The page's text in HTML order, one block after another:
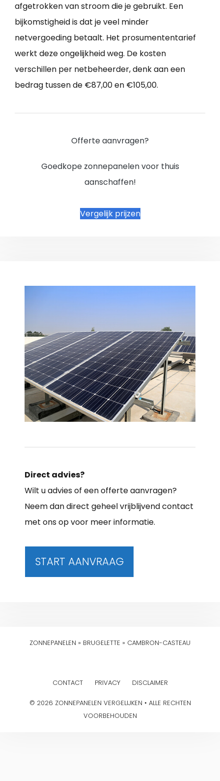
afgetrokken van stroom die je gebruikt. Een
bijkomstigheid is dat je veel minder
netvergoeding betaalt. Het prosumententarief
werkt deze ongelijkheid weg. De kosten
verschillen per netbeheerder, denk aan een
bedrag tussen de €87,00 en €105,00.
Offerte aanvragen?
Goedkope zonnepanelen voor thuis
aanschaffen!
Vergelijk prijzen
Direct advies?
Wilt u advies of een offerte aanvragen?
Neem dan direct geheel vrijblijvend contact
met ons op voor meer informatie.
START AANVRAAG
ZONNEPANELEN » BRUGELETTE » CAMBRON-CASTEAU
CONTACT PRIVACY DISCLAIMER
© 2026 ZONNEPANELEN VERGELIJKEN • ALLE RECHTEN
VOORBEHOUDEN